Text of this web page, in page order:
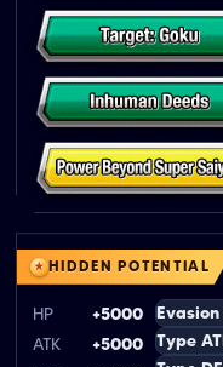
HIDDEN POTENTIAL
HP
+5000
ATK
+5000
Evasion
Type